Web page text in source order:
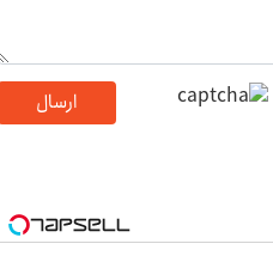
ارسال